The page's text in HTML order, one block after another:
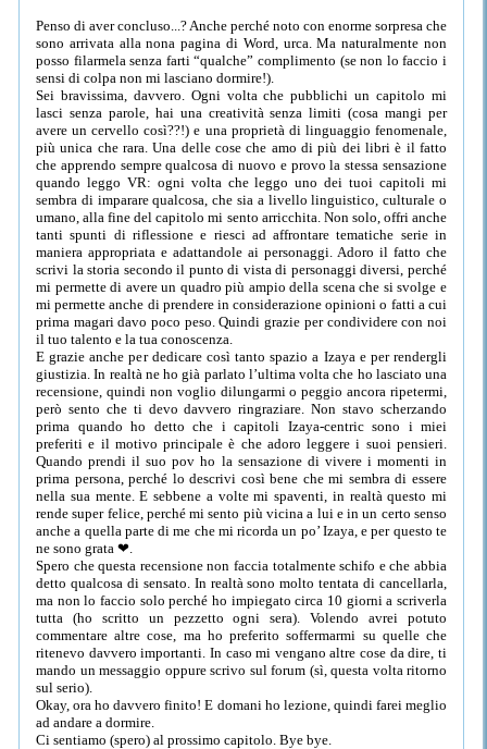
Penso di aver concluso...? Anche perché noto con enorme sorpresa che
sono arrivata alla nona pagina di Word, urca. Ma naturalmente non
posso filarmela senza farti “qualche” complimento (se non lo faccio i
sensi di colpa non mi lasciano dormire!).
Sei bravissima, davvero. Ogni volta che pubblichi un capitolo mi
lasci senza parole, hai una creatività senza limiti (cosa mangi per
avere un cervello così??!) e una proprietà di linguaggio fenomenale,
più unica che rara. Una delle cose che amo di più dei libri è il fatto
che apprendo sempre qualcosa di nuovo e provo la stessa sensazione
quando leggo VR: ogni volta che leggo uno dei tuoi capitoli mi
sembra di imparare qualcosa, che sia a livello linguistico, culturale o
umano, alla fine del capitolo mi sento arricchita. Non solo, offri anche
tanti spunti di riflessione e riesci ad affrontare tematiche serie in
maniera appropriata e adattandole ai personaggi. Adoro il fatto che
scrivi la storia secondo il punto di vista di personaggi diversi, perché
mi permette di avere un quadro più ampio della scena che si svolge e
mi permette anche di prendere in considerazione opinioni o fatti a cui
prima magari davo poco peso. Quindi grazie per condividere con noi
il tuo talento e la tua conoscenza.
E grazie anche per dedicare così tanto spazio a Izaya e per rendergli
giustizia. In realtà ne ho già parlato l’ultima volta che ho lasciato una
recensione, quindi non voglio dilungarmi o peggio ancora ripetermi,
però sento che ti devo davvero ringraziare. Non stavo scherzando
prima quando ho detto che i capitoli Izaya-centric sono i miei
preferiti e il motivo principale è che adoro leggere i suoi pensieri.
Quando prendi il suo pov ho la sensazione di vivere i momenti in
prima persona, perché lo descrivi così bene che mi sembra di essere
nella sua mente. E sebbene a volte mi spaventi, in realtà questo mi
rende super felice, perché mi sento più vicina a lui e in un certo senso
anche a quella parte di me che mi ricorda un po’ Izaya, e per questo te
ne sono grata ❤.
Spero che questa recensione non faccia totalmente schifo e che abbia
detto qualcosa di sensato. In realtà sono molto tentata di cancellarla,
ma non lo faccio solo perché ho impiegato circa 10 giorni a scriverla
tutta (ho scritto un pezzetto ogni sera). Volendo avrei potuto
commentare altre cose, ma ho preferito soffermarmi su quelle che
ritenevo davvero importanti. In caso mi vengano altre cose da dire, ti
mando un messaggio oppure scrivo sul forum (sì, questa volta ritorno
sul serio).
Okay, ora ho davvero finito! E domani ho lezione, quindi farei meglio
ad andare a dormire.
Ci sentiamo (spero) al prossimo capitolo. Bye bye.